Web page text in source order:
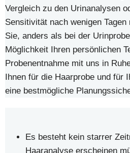
Vergleich zu den Urinanalysen
Sensitivität nach wenigen
Sie, anders als bei der
Möglichkeit Ihren persönlichen
Probenentnahme mit uns in
Ihnen für die Haarprobe und für
eine bestmögliche
Es besteht kein starrer
Haaranalyse erscheinen